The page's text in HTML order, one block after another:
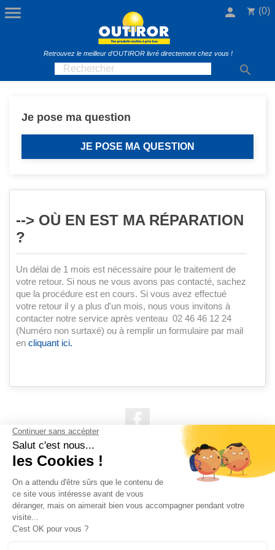
 shopping_cart (0)
person
Retrouvez le meilleur d’OUTIROR livré directement chez vous !

Je pose ma question
JE POSE MA QUESTION
--> OÙ EN EST MA RÉPARATION
?
Un délai de 1 mois est nécessaire pour le traitement de
votre retour. Si nous ne vous avons pas contacté, sachez
que la procédure est en cours. Si vous avez effectué
votre retour il y a plus d'un mois, nous vous invitons à
contacter notre service après venteau 02 46 46 12 24
(Numéro non surtaxé) ou à remplir un formulaire par mail
en cliquant ici.
NOS PRODUITS
NOTRE SOCIÉTÉ